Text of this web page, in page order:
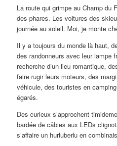
La route qui grimpe au Champ du
des phares. Les voitures des
journée au soleil. Moi, je monte
Il y a toujours du monde là haut,
des randonneurs avec leur lampe
recherche d’un lieu romantique,
faire rugir leurs moteurs, des
véhicule, des touristes en
égarés.
Des curieux s’approchent
bardée de câbles aux LEDs
s’affaire un hurluberlu en